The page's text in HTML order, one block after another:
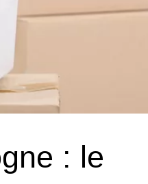
: le